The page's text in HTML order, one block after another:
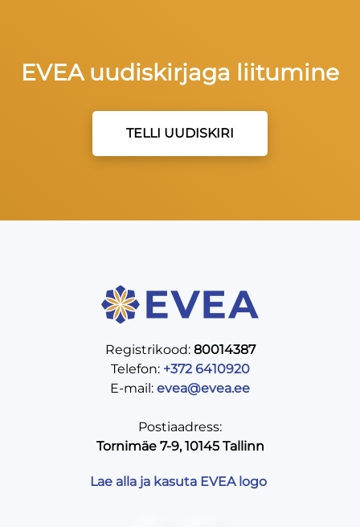
EVEA uudiskirjaga liitumine
TELLI UUDISKIRI
Registrikood: 80014387
Telefon: +372 6410920
E-mail: evea@evea.ee
Postiaadress:
Tornimäe 7-9, 10145 Tallinn
Lae alla ja kasuta EVEA logo